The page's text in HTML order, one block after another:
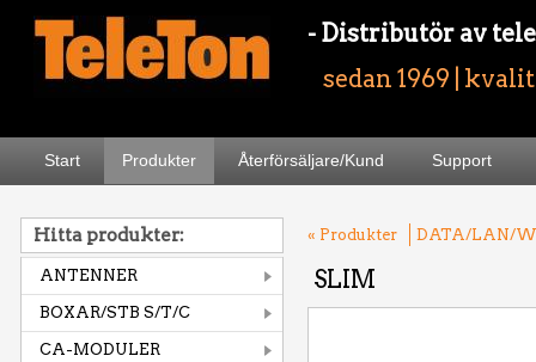
- Distributör av
sedan 1969 |
Start Produkter Återförsäljare/Kund Support
Hitta produkter:
ANTENNER
BOXAR/STB S/T/C
CA-MODULER
« Produkter DATA/LAN/
SLIM